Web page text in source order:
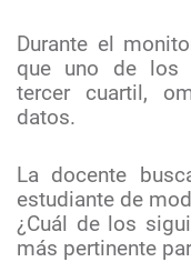
Durante el
que uno de los
tercer cuartil,
datos.
La docente
estudiante de
¿Cuál de los
más pertinente